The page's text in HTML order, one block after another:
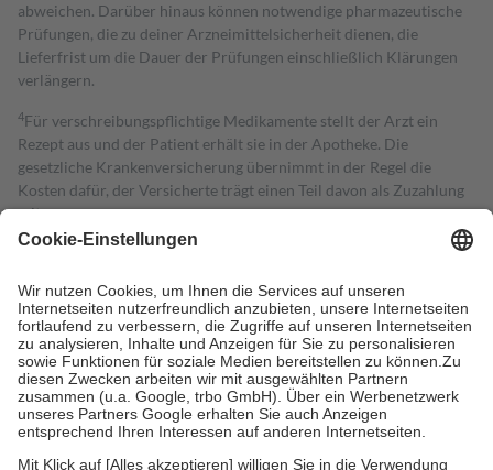
abweichen. Darüber hinaus können notwendige pharmazeutische
Prüfungen, die zu deiner Arzneimittelsicherheit dienen, die
Lieferfrist um die Dauer der Prüfungen einschließlich Klärungen
verlängern.
4Für verschreibungspflichtige Medikamente stellt der Arzt ein
Rezept aus und der Patient erhält sie in der Apotheke. Die
gesetzliche Krankenversicherung übernimmt in der Regel die
Kosten dafür, der Versicherte trägt einen Teil davon als Zuzahlung
mit.
Grundsätzlich leisten Mitglieder Zuzahlungen in Höhe von zehn
höchstens zehn Euro.
Es sind jedoch nie mehr als die tatsächlichen
Kosten der Leistung zu entrichten.
Diese Regeln gelten grundsätzlich auch für Online-Apotheken.
Bei Heilmitteln und häuslicher Krankenpflege beträgt die
Zuzahlung zehn Prozent der Kosten sowie zehn Euro je
Verordnung.
Um das Engagement der Versicherten für ihre eigene Gesundheit zu
stärken und die besondere Stellung der Familie zu unterstützen,